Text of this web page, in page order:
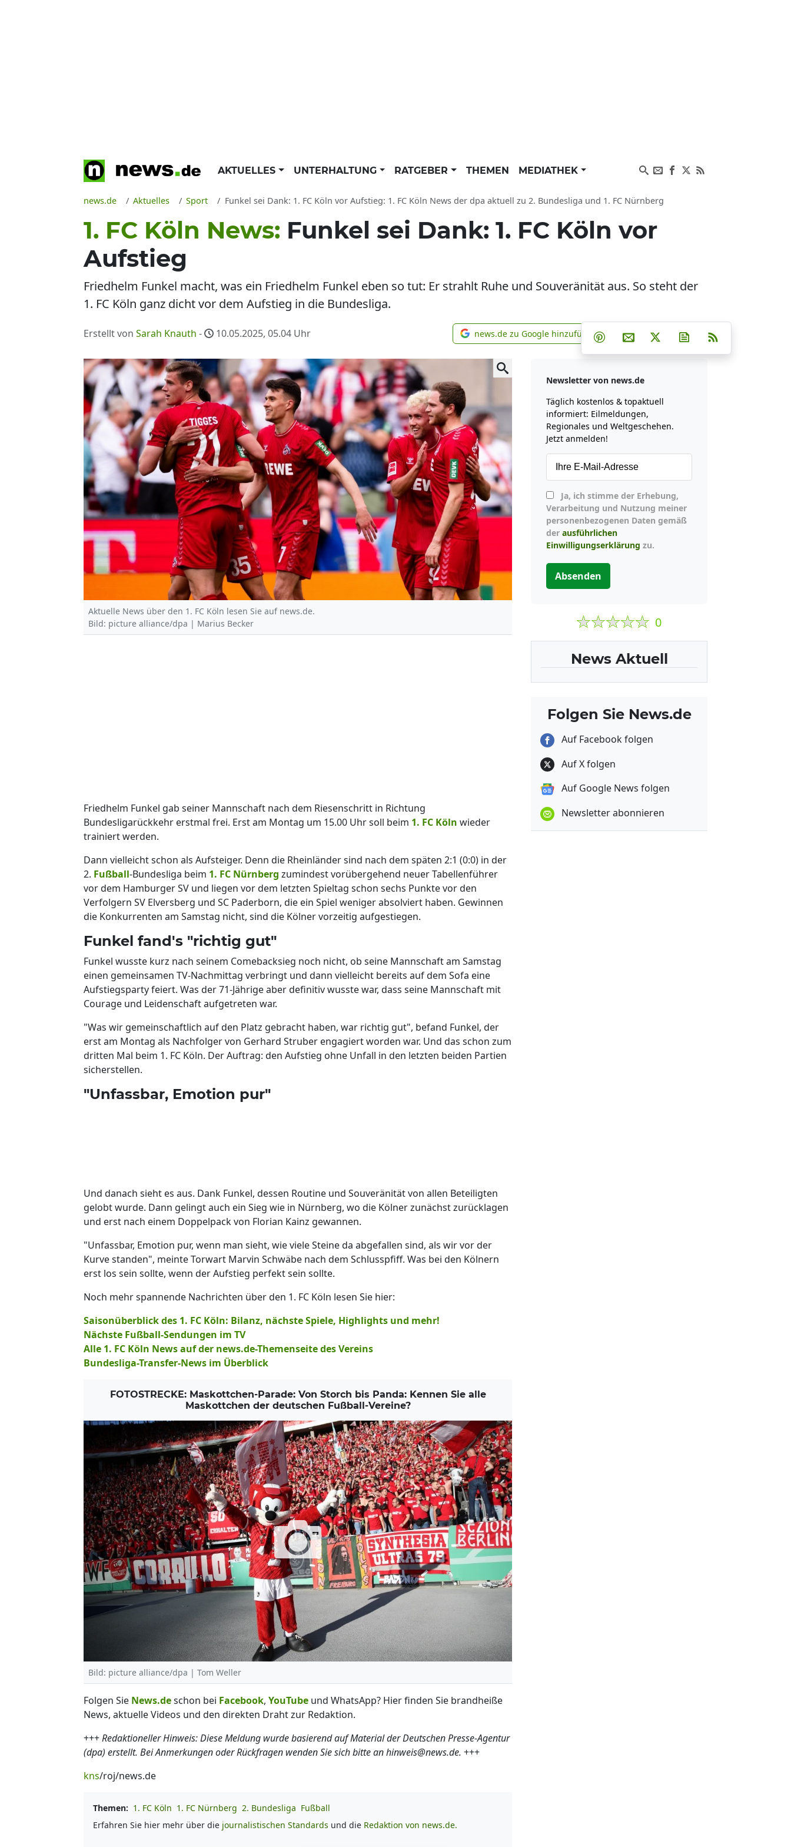
AKTUELLES UNTERHALTUNG RATGEBER THEMEN MEDIATHEK
news.de Aktuelles Sport Funkel sei Dank: 1. FC Köln vor Aufstieg: 1. FC Köln News der dpa aktuell zu 2. Bundesliga und 1. FC Nürnberg
1. FC Köln News: Funkel sei Dank: 1. FC Köln vor
Aufstieg
Friedhelm Funkel macht, was ein Friedhelm Funkel eben so tut: Er strahlt Ruhe und Souveränität aus. So steht der
1. FC Köln ganz dicht vor dem Aufstieg in die Bundesliga.
Erstellt von Sarah Knauth - 10.05.2025, 05.04 Uhr news.de zu Google hinzufügen
news.de zu Google hinzufügen Teilen auf Facebook
Teilen auf Whatsapp
Teilen auf Telegram
Teilen auf Pinterest
Per E-Mail teilen
Post auf XNewsletter
Aktuelle News über den 1. FC Köln lesen Sie auf news.de.
Bild: picture alliance/dpa | Marius Becker
Friedhelm Funkel gab seiner Mannschaft nach dem Riesenschritt in Richtung
Bundesligarückkehr erstmal frei. Erst am Montag um 15.00 Uhr soll beim 1. FC Köln wieder
trainiert werden.
Dann vielleicht schon als Aufsteiger. Denn die Rheinländer sind nach dem späten 2:1 (0:0) in der
2. Fußball-Bundesliga beim 1. FC Nürnberg zumindest vorübergehend neuer Tabellenführer
vor dem Hamburger SV und liegen vor dem letzten Spieltag schon sechs Punkte vor den
Verfolgern SV Elversberg und SC Paderborn, die ein Spiel weniger absolviert haben. Gewinnen
die Konkurrenten am Samstag nicht, sind die Kölner vorzeitig aufgestiegen.
Funkel fand's "richtig gut"
Funkel wusste kurz nach seinem Comebacksieg noch nicht, ob seine Mannschaft am Samstag
einen gemeinsamen TV-Nachmittag verbringt und dann vielleicht bereits auf dem Sofa eine
Aufstiegsparty feiert. Was der 71-Jährige aber definitiv wusste war, dass seine Mannschaft mit
Courage und Leidenschaft aufgetreten war.
"Was wir gemeinschaftlich auf den Platz gebracht haben, war richtig gut", befand Funkel, der
erst am Montag als Nachfolger von Gerhard Struber engagiert worden war. Und das schon zum
dritten Mal beim 1. FC Köln. Der Auftrag: den Aufstieg ohne Unfall in den letzten beiden Partien
sicherstellen.
"Unfassbar, Emotion pur"
Und danach sieht es aus. Dank Funkel, dessen Routine und Souveränität von allen Beteiligten
gelobt wurde. Dann gelingt auch ein Sieg wie in Nürnberg, wo die Kölner zunächst zurücklagen
und erst nach einem Doppelpack von Florian Kainz gewannen.
"Unfassbar, Emotion pur, wenn man sieht, wie viele Steine da abgefallen sind, als wir vor der
Kurve standen", meinte Torwart Marvin Schwäbe nach dem Schlusspfiff. Was bei den Kölnern
erst los sein sollte, wenn der Aufstieg perfekt sein sollte.
Noch mehr spannende Nachrichten über den 1. FC Köln lesen Sie hier:
Saisonüberblick des 1. FC Köln: Bilanz, nächste Spiele, Highlights und mehr!
Nächste Fußball-Sendungen im TV
Alle 1. FC Köln News auf der news.de-Themenseite des Vereins
Bundesliga-Transfer-News im Überblick
FOTOSTRECKE: Maskottchen-Parade: Von Storch bis Panda: Kennen Sie alle
Maskottchen der deutschen Fußball-Vereine?
Bild: picture alliance/dpa | Tom Weller
Folgen Sie News.deschon bei Facebook, YouTube und WhatsApp? Hier finden Sie brandheiße
News, aktuelle Videos und den direkten Draht zur Redaktion.
+++Redaktioneller Hinweis: Diese Meldung wurde basierend auf Material der Deutschen Presse-Agentur
(dpa) erstellt. Bei Anmerkungen oder Rückfragen wenden Sie sich bitte an hinweis@news.de. +++
kns/roj/news.de
Themen: 1. FC Köln 1. FC Nürnberg 2. Bundesliga Fußball
Erfahren Sie hier mehr über die journalistischen Standards und die Redaktion von news.de.
Newsletter von news.de
Täglich kostenlos & topaktuell
informiert: Eilmeldungen,
Regionales und Weltgeschehen.
Jetzt anmelden!
Verarbeitung und Nutzung meiner
personenbezogenen Daten gemäß
der ausführlichen
Einwilligungserklärung zu.
Absenden
0
News Aktuell
Folgen Sie News.de
Auf Facebook folgen
Auf X folgen
Auf Google News folgen
Newsletter abonnieren